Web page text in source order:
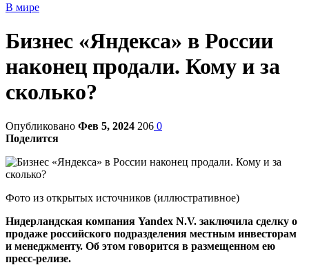
В мире
Бизнес «Яндекса» в России
наконец продали. Кому и за
сколько?
Опубликовано Фев 5, 2024 206 0
Поделится
Фото из открытых источников (иллюстративное)
Нидерландская компания Yandex N.V. заключила сделку о
продаже российского подразделения местным инвесторам
и менеджменту. Об этом говорится в размещенном ею
пресс-релизе.